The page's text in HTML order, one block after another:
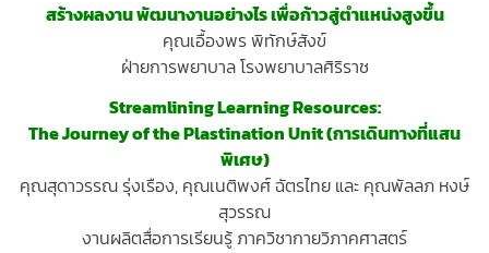
สร้างผลงาน พัฒนางานอย่างไร เพื่อก้าวสู่ตำแหน่งสูงขึ้น
คุณเอื้องพร พิทักษ์สังข์
ฝ่ายการพยาบาล โรงพยาบาลศิริราช
Streamlining Learning Resources:
The Journey of the Plastination Unit (การเดินทางที่แสน
พิเศษ)
คุณสุดาวรรณ รุ่งเรือง, คุณเนติพงศ์ ฉัตรไทย และ คุณพัลลภ หงษ์
สุวรรณ
งานผลิตสื่อการเรียนรู้ ภาควิชากายวิภาคศาสตร์